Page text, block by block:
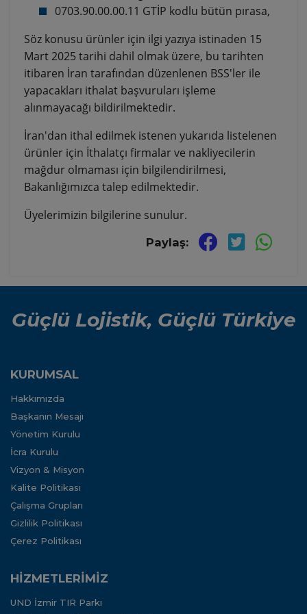
0703.90.00.00.11 GTİP kodlu bütün pırasa,
Söz konusu ürünler için ilgi yazıya istinaden 15
Mart 2025 tarihi dahil olmak üzere, bu tarihten
itibaren İran tarafından düzenlenen BSS'ler ile
yapacakları ithalat başvuruları işleme
alınmayacağı bildirilmektedir.
İran'dan ithal edilmek istenen yukarıda listelenen
ürünler için İthalatçı firmalar ve nakliyecilerin
mağdur olmaması için bilgilendirilmesi,
Bakanlığımızca talep edilmektedir.
Üyelerimizin bilgilerine sunulur.
Paylaş:
Güçlü Lojistik, Güçlü Türkiye
KURUMSAL
Hakkımızda
Başkanın Mesajı
Yönetim Kurulu
İcra Kurulu
Vizyon & Misyon
Kalite Politikası
Çalışma Grupları
Gizlilik Politikası
Çerez Politikası
HİZMETLERİMİZ
UND İzmir TIR Parkı